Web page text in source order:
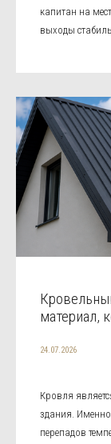
капитан на
выходы
материал,
24.07.2026
Кровля
здания.
перепадов